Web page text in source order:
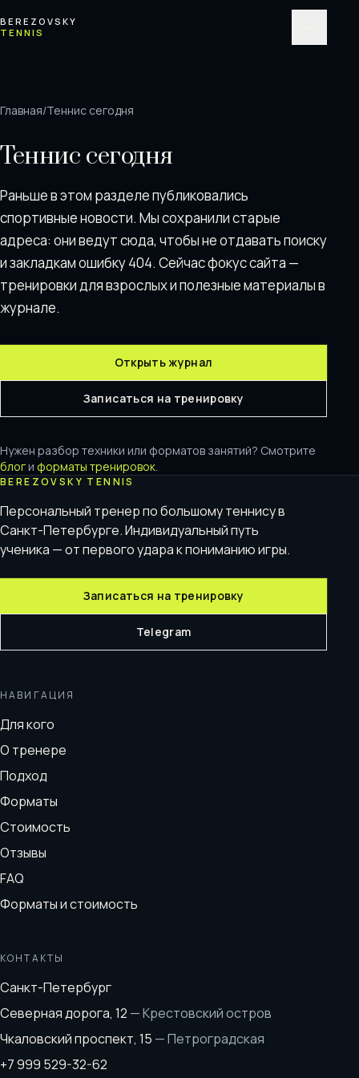
BEREZOVSKY
TENNIS
Главная/Теннис сегодня
Теннис сегодня
Раньше в этом разделе публиковались
спортивные новости. Мы сохранили старые
адреса: они ведут сюда, чтобы не отдавать поискy
и закладкам ошибку 404. Сейчас фокус сайта —
тренировки для взрослых и полезные материалы в
журнале.
Открыть журнал
Записаться на тренировку
Нужен разбор техники или форматов занятий? Смотрите
блог и форматы тренировок.
BEREZOVSKY TENNIS
Персональный тренер по большому теннису в
Санкт-Петербурге. Индивидуальный путь
ученика — от первого удара к пониманию игры.
Записаться на тренировку
Telegram
НАВИГАЦИЯ
Для кого
О тренере
Подход
Форматы
Стоимость
Отзывы
FAQ
Форматы и стоимость
КОНТАКТЫ
Санкт-Петербург
Северная дорога, 12 —Крестовский остров
Чкаловский проспект, 15 —Петроградская
+7 999 529-32-62